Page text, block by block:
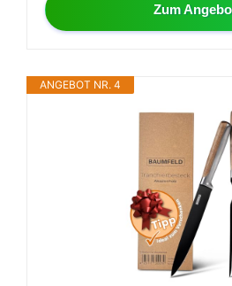
Zum
ANGEBOT NR. 4